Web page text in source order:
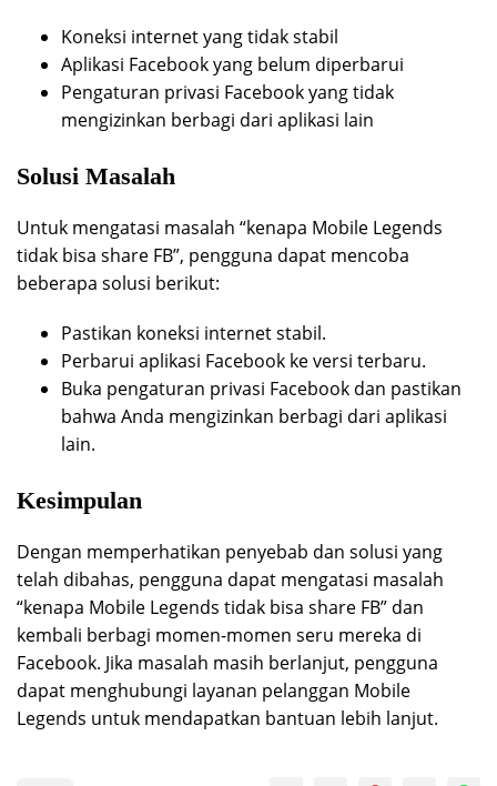
Koneksi internet yang tidak stabil
Aplikasi Facebook yang belum diperbarui
Pengaturan privasi Facebook yang tidak
mengizinkan berbagi dari aplikasi lain
Solusi Masalah
Untuk mengatasi masalah “kenapa Mobile Legends
tidak bisa share FB”, pengguna dapat mencoba
beberapa solusi berikut:
Pastikan koneksi internet stabil.
Perbarui aplikasi Facebook ke versi terbaru.
Buka pengaturan privasi Facebook dan pastikan
bahwa Anda mengizinkan berbagi dari aplikasi
lain.
Kesimpulan
Dengan memperhatikan penyebab dan solusi yang
telah dibahas, pengguna dapat mengatasi masalah
“kenapa Mobile Legends tidak bisa share FB” dan
kembali berbagi momen-momen seru mereka di
Facebook. Jika masalah masih berlanjut, pengguna
dapat menghubungi layanan pelanggan Mobile
Legends untuk mendapatkan bantuan lebih lanjut.